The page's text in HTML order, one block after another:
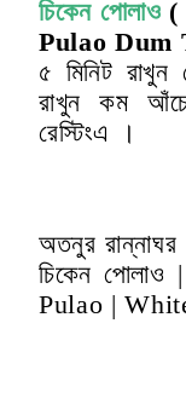
চিকেন পোলাও (
PulaoDum
৫ মিনিট
রাখুন কম
রেস্টিংএ
।
অতনুর
চিকেন
Pulao |